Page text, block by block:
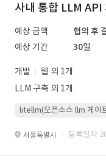
사내 통합 LLM API
예상 금액
협의 후
예상 기간
30일
개발
웹 외 1개
LLM 구축 외 1개
litellm(오픈소스 llm 게이
서울특별시 · 등록일자